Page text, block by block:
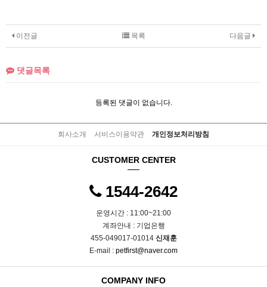
이전글 다음글
목록
댓글목록
등록된 댓글이 없습니다.
회사소개 서비스이용약관 개인정보처리방침
CUSTOMER CENTER
1544-2642
운영시간 : 11:00~21:00
계좌안내 : 기업은행
455-049017-01014 신재훈
E-mail : petfirst@naver.com
COMPANY INFO